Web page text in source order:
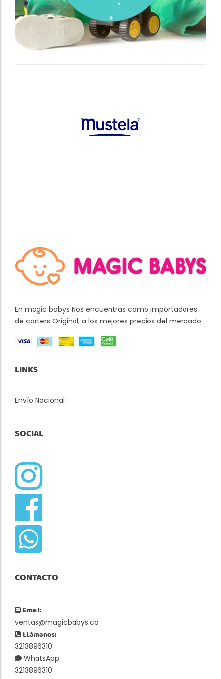
En magic babys Nos encuentras como importadores
de carters Original, a los mejores precios del mercado
LINKS
Envío Nacional
SOCIAL
CONTACTO
Email:
ventas@magicbabys.co
LLámanos:
3213896310
WhatsApp:
3213896310